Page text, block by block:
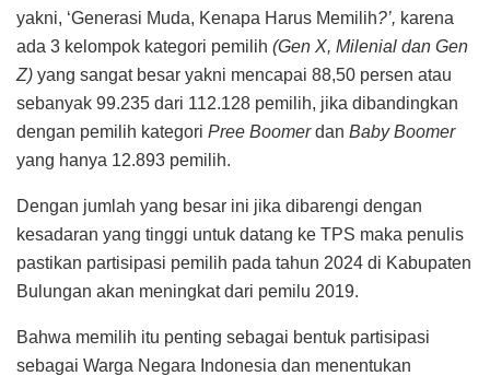
yakni, ‘Generasi Muda, Kenapa Harus Memilih?’, karena
ada 3 kelompok kategori pemilih (Gen X, Milenial dan Gen
Z) yang sangat besar yakni mencapai 88,50 persen atau
sebanyak 99.235 dari 112.128 pemilih, jika dibandingkan
dengan pemilih kategori Pree Boomerdan Baby Boomer
yang hanya 12.893 pemilih.
Dengan jumlah yang besar ini jika dibarengi dengan
kesadaran yang tinggi untuk datang ke TPS maka penulis
pastikan partisipasi pemilih pada tahun 2024 di Kabupaten
Bulungan akan meningkat dari pemilu 2019.
Bahwa memilih itu penting sebagai bentuk partisipasi
sebagai Warga Negara Indonesia dan menentukan